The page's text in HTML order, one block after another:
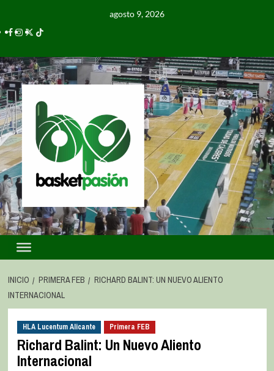
agosto 9, 2026
INICIO PRIMERA FEB
RICHARD BALINT: UN NUEVO ALIENTO
INTERNACIONAL
HLA Lucentum Alicante Primera FEB
Richard Balint: Un Nuevo Aliento
Internacional